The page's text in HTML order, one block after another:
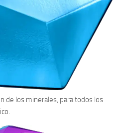
de los minerales, para todos los